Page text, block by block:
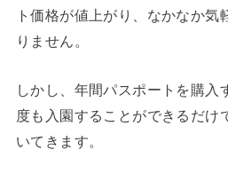
ト価格が値上がり、なかなか気
りません。
しかし、年間パスポートを購入
度も入園することができるだけ
いてきます。